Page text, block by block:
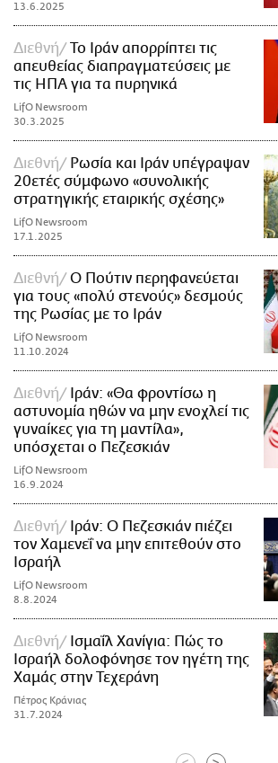
13.6.2025
Διεθνή
Το Ιράν απορρίπτει τις
απευθείας διαπραγματεύσεις με
τις ΗΠΑ για τα πυρηνικά
LifO Newsroom
30.3.2025
Διεθνή
Ρωσία και Ιράν υπέγραψαν
20ετές σύμφωνο «συνολικής
στρατηγικής εταιρικής σχέσης»
LifO Newsroom
17.1.2025
Διεθνή
O Πούτιν περηφανεύεται
για τους «πολύ στενούς» δεσμούς
της Ρωσίας με το Ιράν
LifO Newsroom
11.10.2024
Διεθνή
Ιράν: «Θα φροντίσω η
αστυνομία ηθών να μην ενοχλεί τις
γυναίκες για τη μαντίλα»,
υπόσχεται ο Πεζεσκιάν
LifO Newsroom
16.9.2024
Διεθνή
Ιράν: Ο Πεζεσκιάν πιέζει
τον Χαμενεΐ να μην επιτεθούν στο
Ισραήλ
LifO Newsroom
8.8.2024
Διεθνή
Ισμαΐλ Χανίγια: Πώς το
Ισραήλ δολοφόνησε τον ηγέτη της
Χαμάς στην Τεχεράνη
Πέτρος Κράνιας
31.7.2024